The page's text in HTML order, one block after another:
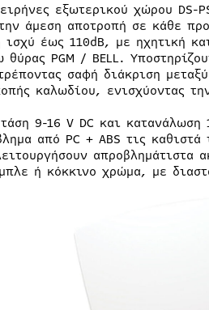
εξωτερικού χώρου
άμεση αποτροπή σε κάθε
ισχύ έως 110dB, με ηχητική
θύρας PGM / BELL.
σαφή διάκριση
καλωδίου, ενισχύοντας
9-16 V DC και
από PC + ABS τις
απροβλημάτιστα
ή κόκκινο χρώμα, με